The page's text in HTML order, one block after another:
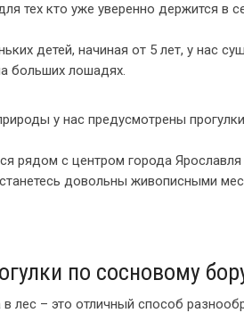
тех кто уже уверенно держится в
детей, начиная от 5 лет, у нас
больших лошадях.
у нас предусмотрены
рядом с центром города
довольны живописными
по сосновому
в лес – это отличный способ